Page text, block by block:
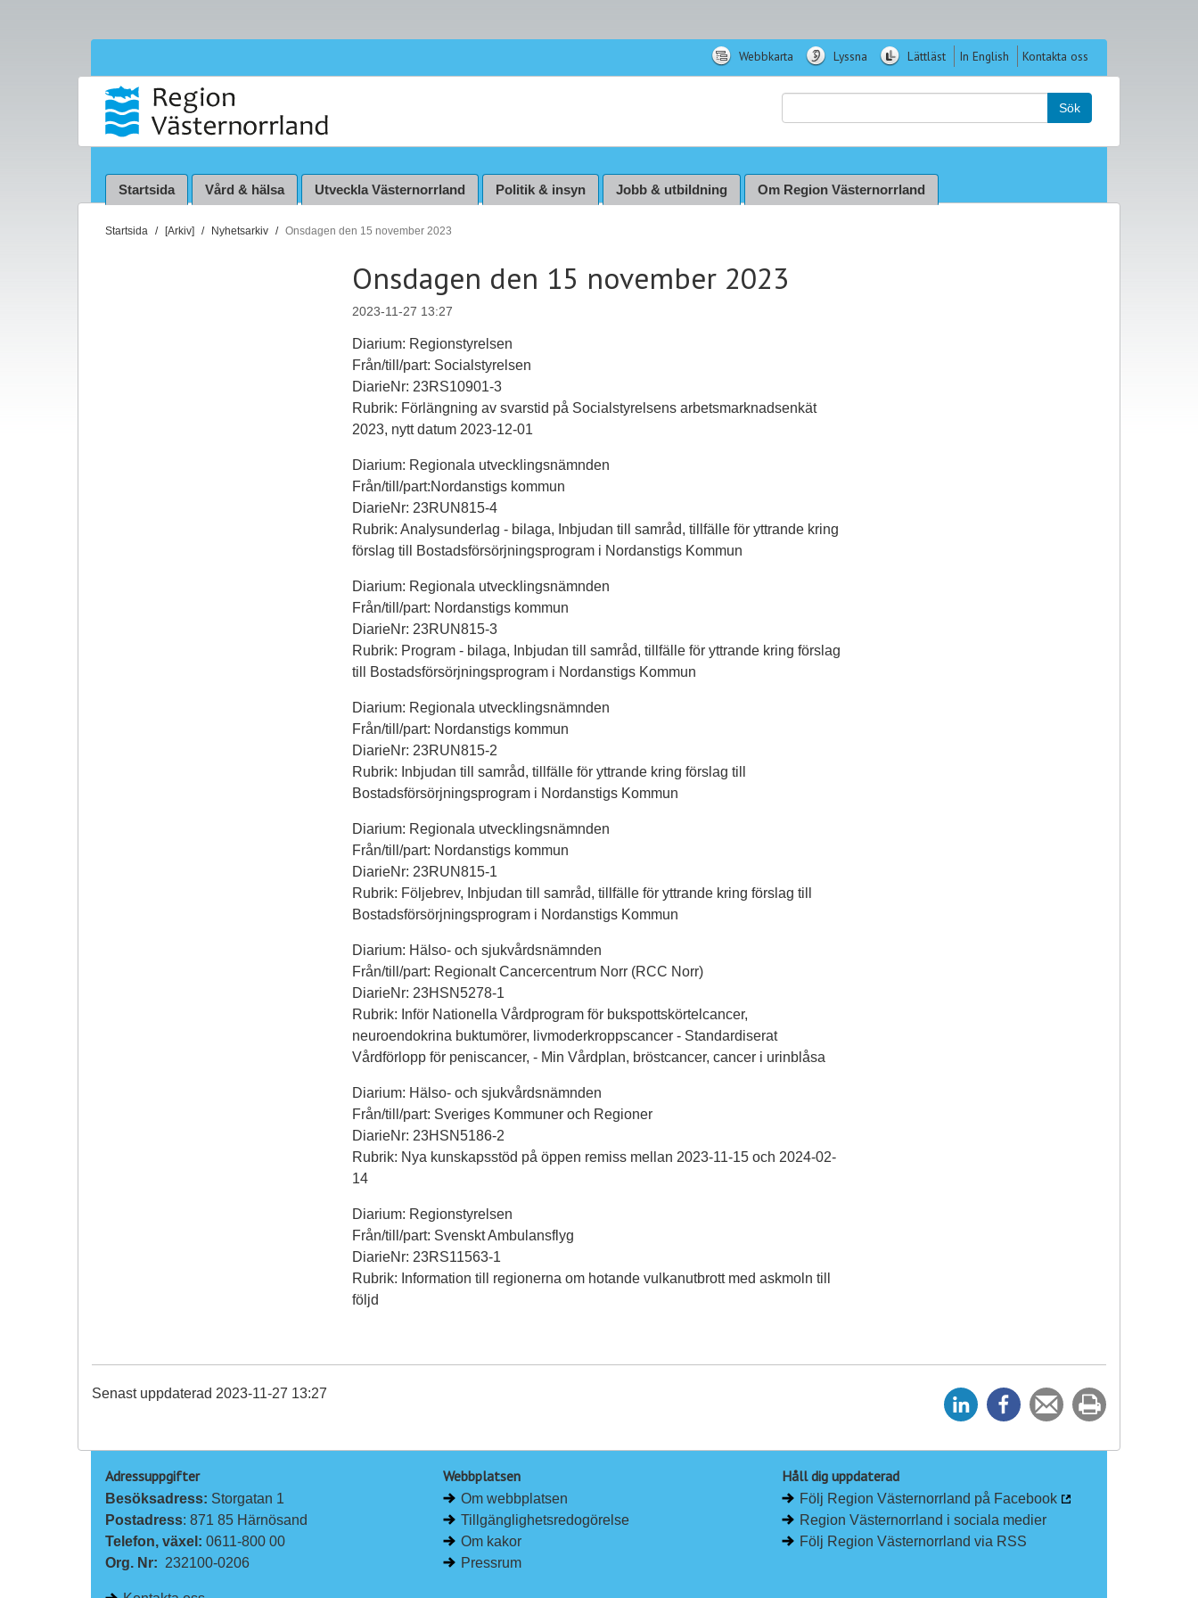
Webbkarta Lyssna Lättläst In English Kontakta oss
Sök
Startsida Vård & hälsa Utveckla Västernorrland Politik & insyn Jobb & utbildning Om Region Västernorrland
D
Startsida [Arkiv] Nyhetsarkiv Onsdagen den 15 november 2023
Onsdagen den 15 november 2023
2023-11-27 13:27
Diarium: Regionstyrelsen
Från/till/part: Socialstyrelsen
DiarieNr: 23RS10901-3
Rubrik: Förlängning av svarstid på Socialstyrelsens arbetsmarknadsenkät
2023, nytt datum 2023-12-01
Diarium: Regionala utvecklingsnämnden
Från/till/part:Nordanstigs kommun
DiarieNr: 23RUN815-4
Rubrik: Analysunderlag - bilaga, Inbjudan till samråd, tillfälle för yttrande kring
förslag till Bostadsförsörjningsprogram i Nordanstigs Kommun
Diarium: Regionala utvecklingsnämnden
Från/till/part: Nordanstigs kommun
DiarieNr: 23RUN815-3
Rubrik: Program - bilaga, Inbjudan till samråd, tillfälle för yttrande kring förslag
till Bostadsförsörjningsprogram i Nordanstigs Kommun
Diarium: Regionala utvecklingsnämnden
Från/till/part: Nordanstigs kommun
DiarieNr: 23RUN815-2
Rubrik: Inbjudan till samråd, tillfälle för yttrande kring förslag till
Bostadsförsörjningsprogram i Nordanstigs Kommun
Diarium: Regionala utvecklingsnämnden
Från/till/part: Nordanstigs kommun
DiarieNr: 23RUN815-1
Rubrik: Följebrev, Inbjudan till samråd, tillfälle för yttrande kring förslag till
Bostadsförsörjningsprogram i Nordanstigs Kommun
Diarium: Hälso- och sjukvårdsnämnden
Från/till/part: Regionalt Cancercentrum Norr (RCC Norr)
DiarieNr: 23HSN5278-1
Rubrik: Inför Nationella Vårdprogram för bukspottskörtelcancer,
neuroendokrina buktumörer, livmoderkroppscancer - Standardiserat
Vårdförlopp för peniscancer, - Min Vårdplan, bröstcancer, cancer i urinblåsa
Diarium: Hälso- och sjukvårdsnämnden
Från/till/part: Sveriges Kommuner och Regioner
DiarieNr: 23HSN5186-2
Rubrik: Nya kunskapsstöd på öppen remiss mellan 2023-11-15 och 2024-02-
14
Diarium: Regionstyrelsen
Från/till/part: Svenskt Ambulansflyg
DiarieNr: 23RS11563-1
Rubrik: Information till regionerna om hotande vulkanutbrott med askmoln till
följd
e
p
å
L
e
p
å
F
Tipsa
en
ut
Senast uppdaterad 2023-11-27 13:27
Adressuppgifter
Besöksadress: Storgatan 1
Postadress: 871 85 Härnösand
Telefon, växel: 0611-800 00
Org. Nr: 232100-0206
Webbplatsen
Om webbplatsen
Tillgänglighetsredogörelse
Om kakor
Pressrum
Håll dig uppdaterad
Följ Region Västernorrland på Facebook
Region Västernorrland i sociala medier
Följ Region Västernorrland via RSS